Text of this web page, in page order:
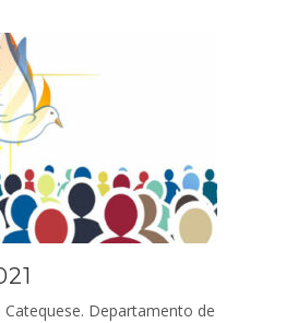
Departamento de